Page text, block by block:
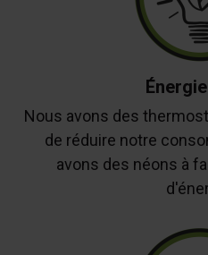
Nous avons des
de réduire notre
avons des néons à